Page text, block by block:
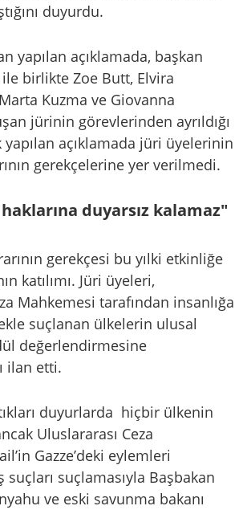
duyurdu.
yapılan açıklamada, başkan
ile birlikte Zoe Butt, Elvira
Kuzma ve Giovanna
jürinin görevlerinden ayrıldığı
açıklamada jüri üyelerinin
gerekçelerine yer verilmedi.
duyarsız kalamaz"
gerekçesi bu yılki etkinliğe
katılımı. Jüri üyeleri,
Mahkemesi tarafından insanlığa
suçlanan ülkelerin ulusal
değerlendirmesine
ilan etti.
duyurlarda hiçbir ülkenin
Uluslararası Ceza
Gazze’deki eylemleri
suçları suçlamasıyla Başbakan
ve eski savunma bakanı